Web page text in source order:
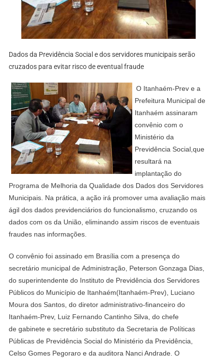
Dados da Previdência Social e dos servidores municipais serão
cruzados para evitar risco de eventual fraude
O Itanhaém-Prev e a
Prefeitura Municipal de
Itanhaém assinaram
convênio com o
Ministério da
Previdência Social,que
resultará na
implantação do
Programa de Melhoria da Qualidade dos Dados dos Servidores
Municipais. Na prática, a ação irá promover uma avaliação mais
ágil dos dados previdenciários do funcionalismo, cruzando os
dados com os da União, eliminando assim riscos de eventuais
fraudes nas informações.
O convênio foi assinado em Brasília com a presença do
secretário municipal de Administração, Peterson Gonzaga Dias,
do superintendente do Instituto de Previdência dos Servidores
Públicos do Município de Itanhaém(Itanhaém-Prev), Luciano
Moura dos Santos, do diretor administrativo-financeiro do
Itanhaém-Prev, Luiz Fernando Cantinho Silva, do chefe
de gabinete e secretário substituto da Secretaria de Políticas
Públicas de Previdência Social do Ministério da Previdência,
Celso Gomes Pegoraro e da auditora Nanci Andrade. O